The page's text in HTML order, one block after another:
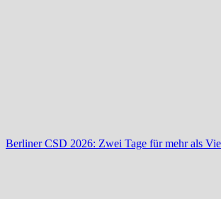
Berliner CSD 2026: Zwei Tage für mehr als